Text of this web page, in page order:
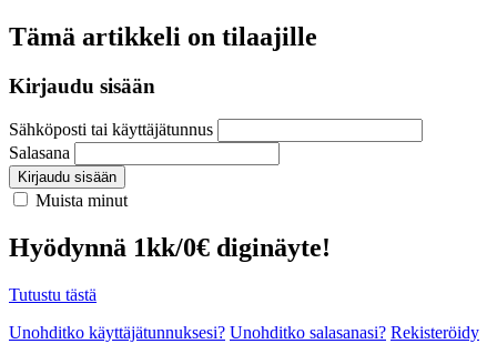
Tämä artikkeli on tilaajille
Kirjaudu sisään
Sähköposti tai käyttäjätunnus
Salasana
Kirjaudu sisään
Muista minut
Hyödynnä 1kk/0€ diginäyte!
Tutustu tästä
Unohditko käyttäjätunnuksesi? Unohditko salasanasi? Rekisteröidy